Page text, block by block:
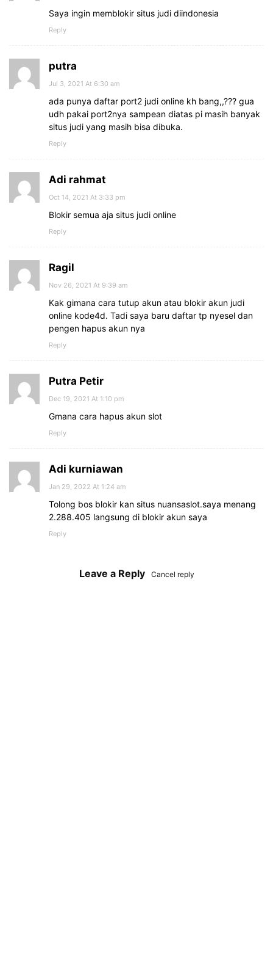
Saya ingin memblokir situs judi diindonesia
Reply
putra
Jul 3, 2021 At 6:30 am
ada punya daftar port2 judi online kh bang,,??? gua
udh pakai port2nya sampean diatas pi masih banyak
situs judi yang masih bisa dibuka.
Reply
Adi rahmat
Oct 14, 2021 At 3:33 pm
Blokir semua aja situs judi online
Reply
Ragil
Nov 26, 2021 At 9:39 am
Kak gimana cara tutup akun atau blokir akun judi
online kode4d. Tadi saya baru daftar tp nyesel dan
pengen hapus akun nya
Reply
Putra Petir
Dec 19, 2021 At 1:10 pm
Gmana cara hapus akun slot
Reply
Adi kurniawan
Jan 29, 2022 At 1:24 am
Tolong bos blokir kan situs nuansaslot.saya menang
2.288.405 langsung di blokir akun saya
Reply
Leave a Reply Cancel reply